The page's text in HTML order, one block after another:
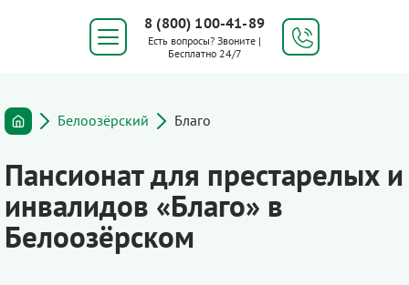
8 (800) 100-41-89
Есть вопросы? Звоните |
Бесплатно 24/7
Белоозёрский Благо
Пансионат для престарелых и
инвалидов «Благо» в
Белоозёрском